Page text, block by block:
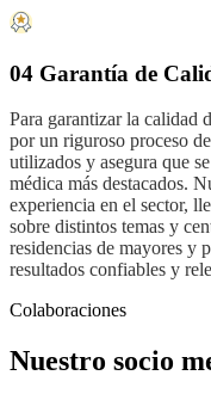
04 Garantía de
Para garantizar la calidad
por un riguroso proceso
utilizados y asegura que
médica más destacados.
experiencia en el sector,
sobre distintos temas y
residencias de mayores y
resultados confiables y
Colaboraciones
Nuestro socio